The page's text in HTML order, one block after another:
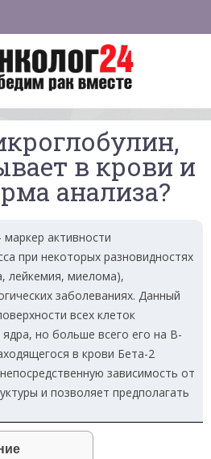
в крови и
анализа?
активности
при некоторых разновидностях
лейкемия, миелома),
заболеваниях. Данный
всех клеток
но больше всего его на В-
в крови Бета-2
зависимость от
и позволяет предполагать